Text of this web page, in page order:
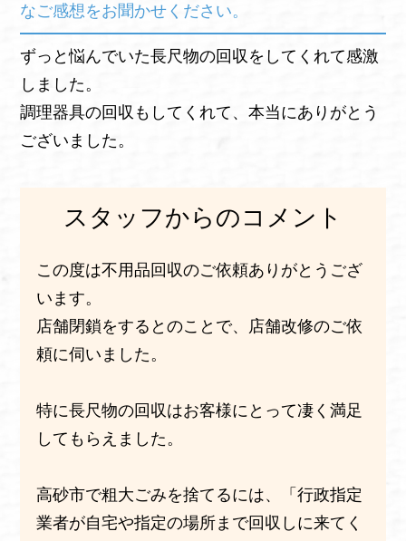
なご感想をお聞かせください。
ずっと悩んでいた長尺物の回収をしてくれて感激
しました。
調理器具の回収もしてくれて、本当にありがとう
ございました。
スタッフからのコメント
この度は不用品回収のご依頼ありがとうござ
います。
店舗閉鎖をするとのことで、店舗改修のご依
頼に伺いました。
特に長尺物の回収はお客様にとって凄く満足
してもらえました。
高砂市で粗大ごみを捨てるには、「行政指定
業者が自宅や指定の場所まで回収しに来てく